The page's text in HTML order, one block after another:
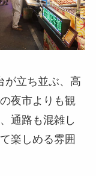
が立ち並ぶ、高
夜市よりも観
通路も混雑し
楽しめる雰囲